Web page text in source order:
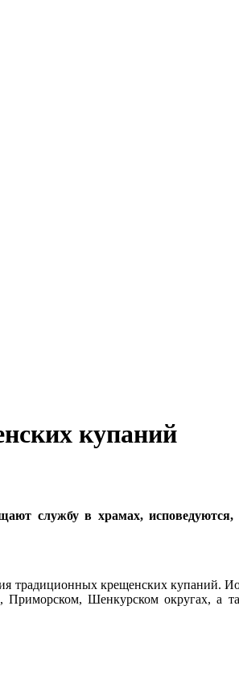
купаний
службу в храмах,
традиционных крещенских купаний.
Приморском, Шенкурском округах, а